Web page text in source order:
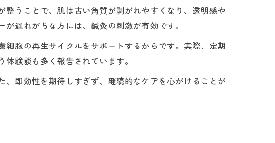
イント
セルフケア
な過ごし方
うことで、肌は古い角質が剥がれやすくなり、透明感や
遅れがちな方には、鍼灸の刺激が有効です。
胞の再生サイクルをサポートするからです。実際、定期
験談も多く報告されています。
即効性を期待しすぎず、継続的なケアを心がけることが